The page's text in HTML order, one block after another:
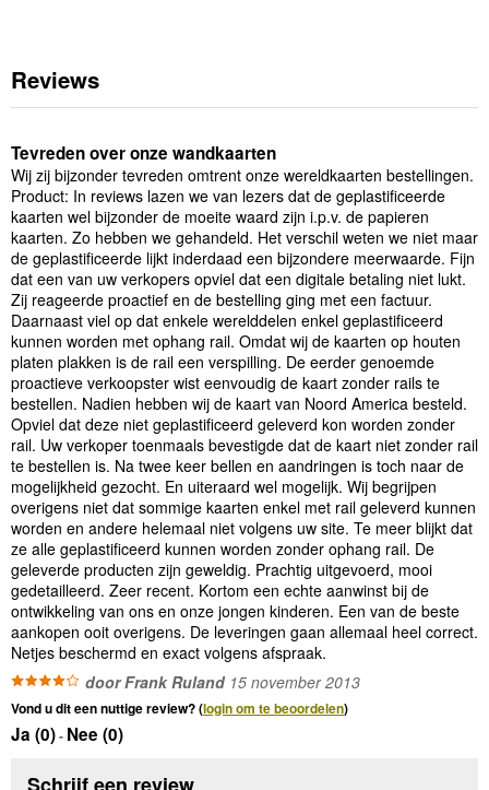
Reviews
Tevreden over onze wandkaarten
Wij zij bijzonder tevreden omtrent onze wereldkaarten bestellingen.
Product: In reviews lazen we van lezers dat de geplastificeerde
kaarten wel bijzonder de moeite waard zijn i.p.v. de papieren
kaarten. Zo hebben we gehandeld. Het verschil weten we niet maar
de geplastificeerde lijkt inderdaad een bijzondere meerwaarde. Fijn
dat een van uw verkopers opviel dat een digitale betaling niet lukt.
Zij reageerde proactief en de bestelling ging met een factuur.
Daarnaast viel op dat enkele werelddelen enkel geplastificeerd
kunnen worden met ophang rail. Omdat wij de kaarten op houten
platen plakken is de rail een verspilling. De eerder genoemde
proactieve verkoopster wist eenvoudig de kaart zonder rails te
bestellen. Nadien hebben wij de kaart van Noord America besteld.
Opviel dat deze niet geplastificeerd geleverd kon worden zonder
rail. Uw verkoper toenmaals bevestigde dat de kaart niet zonder rail
te bestellen is. Na twee keer bellen en aandringen is toch naar de
mogelijkheid gezocht. En uiteraard wel mogelijk. Wij begrijpen
overigens niet dat sommige kaarten enkel met rail geleverd kunnen
worden en andere helemaal niet volgens uw site. Te meer blijkt dat
ze alle geplastificeerd kunnen worden zonder ophang rail. De
geleverde producten zijn geweldig. Prachtig uitgevoerd, mooi
gedetailleerd. Zeer recent. Kortom een echte aanwinst bij de
ontwikkeling van ons en onze jongen kinderen. Een van de beste
aankopen ooit overigens. De leveringen gaan allemaal heel correct.
Netjes beschermd en exact volgens afspraak.
door Frank Ruland15 november 2013
Vond u dit een nuttige review? (login om te beoordelen)
Ja (0)- Nee (0)